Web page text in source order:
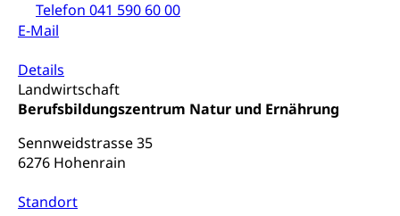
Telefon 041 590 60 00
E-Mail
Details
Landwirtschaft
Berufsbildungszentrum Natur und Ernährung
Sennweidstrasse 35
6276 Hohenrain
Standort